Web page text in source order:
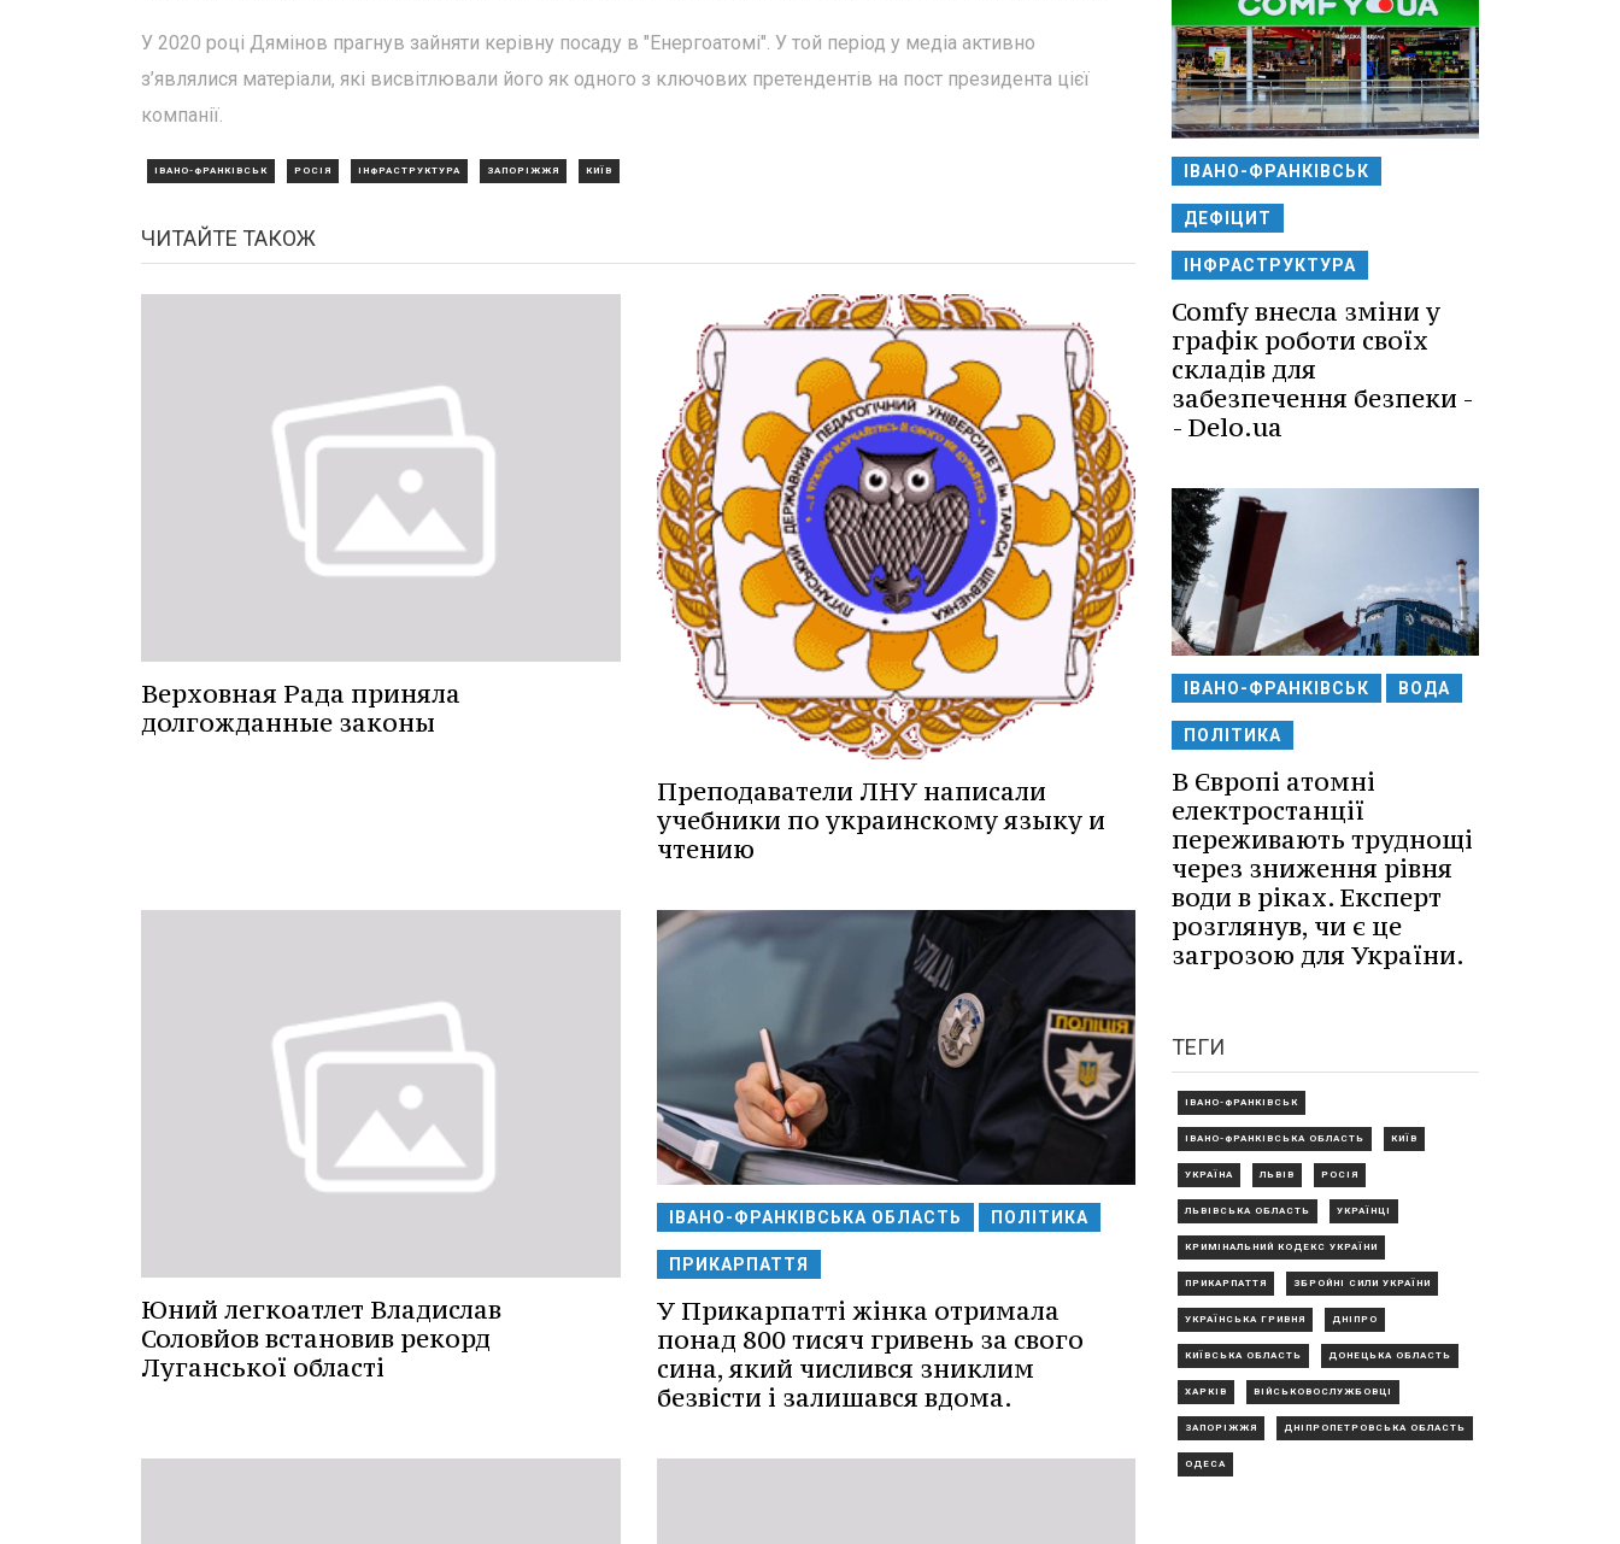
У 2020 році Дямінов прагнув зайняти керівну посаду в "Енергоатомі". У той період у медіа активно
з’являлися матеріали, які висвітлювали його як одного з ключових претендентів на пост президента цієї
компанії.
ІВАНО-ФРАНКІВСЬК РОСІЯ ІНФРАСТРУКТУРА ЗАПОРІЖЖЯ КИЇВ
ЧИТАЙТЕ ТАКОЖ
Верховная Рада приняла
долгожданные законы
Преподаватели ЛНУ написали
учебники по украинскому языку и
чтению
Юний легкоатлет Владислав
Соловйов встановив рекорд
Луганської області
ІВАНО-ФРАНКІВСЬКА ОБЛАСТЬ ПОЛІТИКА
ПРИКАРПАТТЯ
У Прикарпатті жінка отримала
понад 800 тисяч гривень за свого
сина, який числився зниклим
безвісти і залишався вдома.
ІВАНО-ФРАНКІВСЬК
ДЕФІЦИТ
ІНФРАСТРУКТУРА
Comfy внесла зміни у
графік роботи своїх
складів для
забезпечення безпеки -
- Delo.ua
ІВАНО-ФРАНКІВСЬК ВОДА
ПОЛІТИКА
В Європі атомні
електростанції
переживають труднощі
через зниження рівня
води в ріках. Експерт
розглянув, чи є це
загрозою для України.
ТЕГИ
ІВАНО-ФРАНКІВСЬК
ІВАНО-ФРАНКІВСЬКА ОБЛАСТЬ КИЇВ
УКРАЇНА ЛЬВІВ РОСІЯ
ЛЬВІВСЬКА ОБЛАСТЬ УКРАЇНЦІ
КРИМІНАЛЬНИЙ КОДЕКС УКРАЇНИ
ПРИКАРПАТТЯ ЗБРОЙНІ СИЛИ УКРАЇНИ
УКРАЇНСЬКА ГРИВНЯ ДНІПРО
КИЇВСЬКА ОБЛАСТЬ ДОНЕЦЬКА ОБЛАСТЬ
ХАРКІВ ВІЙСЬКОВОСЛУЖБОВЦІ
ЗАПОРІЖЖЯ ДНІПРОПЕТРОВСЬКА ОБЛАСТЬ
ОДЕСА